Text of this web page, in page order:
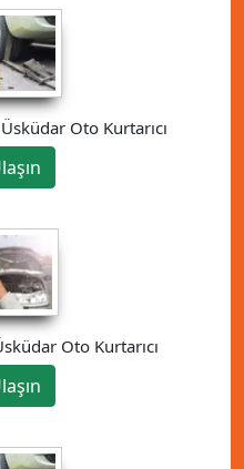
Oto Kurtarıcı
Oto Kurtarıcı